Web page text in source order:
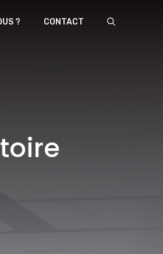
? CONTACT